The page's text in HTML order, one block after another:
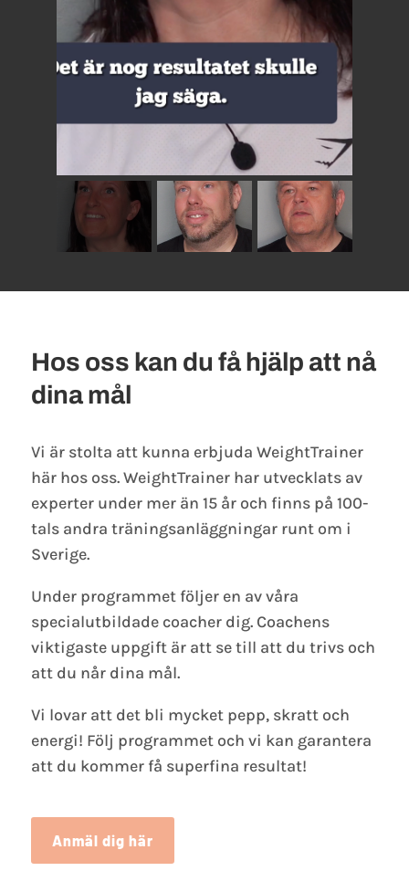
Hos oss kan du få hjälp att nå
dina mål
Vi är stolta att kunna erbjuda WeightTrainer
här hos oss. WeightTrainer har utvecklats av
experter under mer än 15 år och finns på 100-
tals andra träningsanläggningar runt om i
Sverige.
Under programmet följer en av våra
specialutbildade coacher dig. Coachens
viktigaste uppgift är att se till att du trivs och
att du når dina mål.
Vi lovar att det bli mycket pepp, skratt och
energi! Följ programmet och vi kan garantera
att du kommer få superfina resultat!
Anmäl dig här